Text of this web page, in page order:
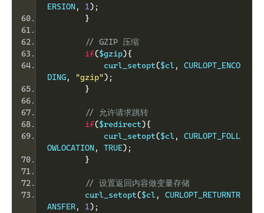
ERSION, 1);
}
// GZIP 压缩
if($gzip){
            curl_setopt
($cl ,
CURLOPT_ENCO
DING, "gzip");
}
// 允许请求跳转
if($redirect){
            curl_setopt
($cl ,
CURLOPT_FOLL
OWLOCATION, TRUE);
}
// 设置返回内容做变量存储
        curl_setopt
($cl ,
CURLOPT_RETURNTR
ANSFER, 1);